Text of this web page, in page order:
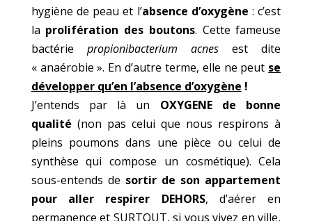
hygiène de peau et l’absence d’oxygène : c’est
la prolifération des boutons. Cette fameuse
bactérie propionibacterium acnes est dite
« anaérobie ». En d’autre terme, elle ne peut se
développer qu’en l’absence d’oxygène !
J’entends par là un OXYGENE de bonne
qualité (non pas celui que nous respirons à
pleins poumons dans une pièce ou celui de
synthèse qui compose un cosmétique). Cela
sous-entends de sortir de son appartement
pour aller respirer DEHORS, d’aérer en
permanence et SURTOUT, si vous vivez en ville,